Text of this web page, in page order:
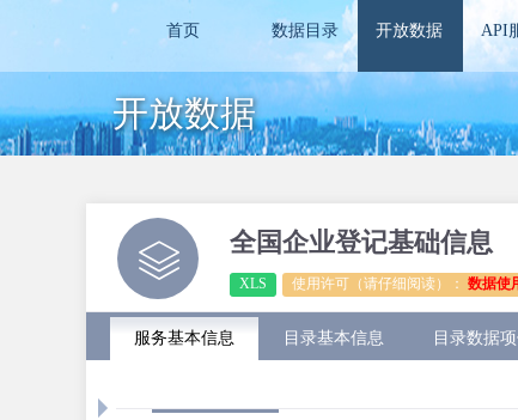
首页 数据目录 开放数据 API
开放数据
全国企业登记基础信息
XLS 使用许可（请仔细阅读）： 数据使
服务基本信息 目录基本信息 目录数据